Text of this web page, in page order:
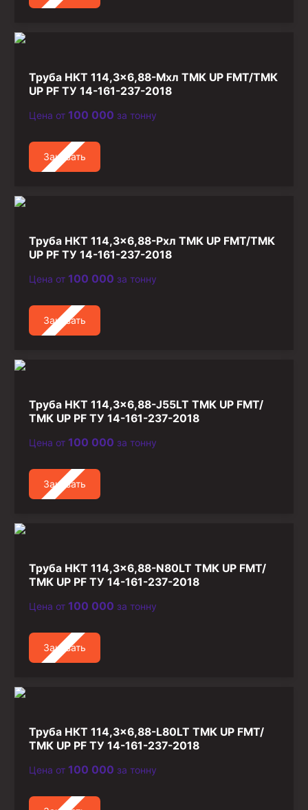
Труба НКТ 114,3×6,88-Мхл ТМК UP FMT/ТМК
UP PF ТУ 14-161-237-2018
Цена от 100 000 за тонну
Заказать
Труба НКТ 114,3×6,88-Рхл ТМК UP FMT/ТМК
UP PF ТУ 14-161-237-2018
Цена от 100 000 за тонну
Заказать
Труба НКТ 114,3×6,88-J55LT ТМК UP FMT/
ТМК UP PF ТУ 14-161-237-2018
Цена от 100 000 за тонну
Заказать
Труба НКТ 114,3×6,88-N80LT ТМК UP FMT/
ТМК UP PF ТУ 14-161-237-2018
Цена от 100 000 за тонну
Заказать
Труба НКТ 114,3×6,88-L80LT ТМК UP FMT/
ТМК UP PF ТУ 14-161-237-2018
Цена от 100 000 за тонну